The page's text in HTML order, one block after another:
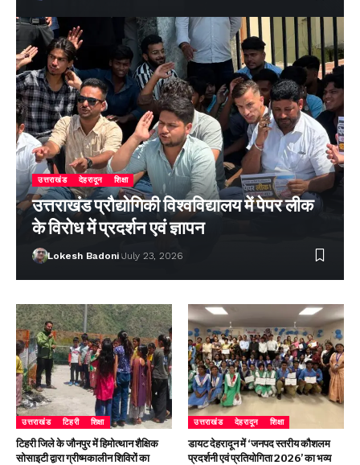
उत्तराखंड देहरादून शिक्षा
उत्तराखंड प्रौद्योगिकी विश्वविद्यालय में पेपर लीक
के विरोध में प्रदर्शन एवं ज्ञापन
Lokesh Badoni July 23, 2026
उत्तराखंड टिहरी शिक्षा
टिहरी जिले के जौनपुर में हिमोत्थान शैक्षिक
सोसाइटी द्वारा ग्रीष्मकालीन शिविरों का
उत्तराखंड देहरादून शिक्षा
डायट देहरादून में ‘जनपद स्तरीय कौशलम
प्रदर्शनी एवं प्रतियोगिता 2026’ का भव्य